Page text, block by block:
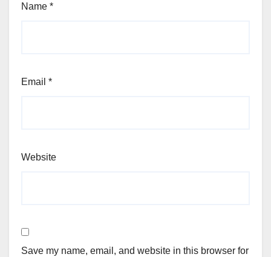
Name *
Email *
Website
Save my name, email, and website in this browser for